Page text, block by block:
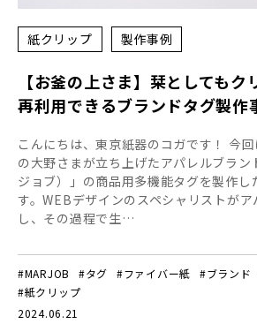
紙クリップ 製作事例
【お釜の上さま】栞としてもク
再利用できるブランドタグ製作
こんにちは、東京紙器のコガです！ 今
の大野さまが立ち上げたアパレルブラン
ジョブ）」の商品用多機能タグを製作し
す。WEBデザインのスペシャリストが
し、その過程で生…
#MARJOB #タグ #ファイバー紙 #ブランド
#紙クリップ
2024.06.21